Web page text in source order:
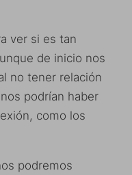
ver si es tan
de inicio nos
no tener relación
podrían haber
como los
podremos